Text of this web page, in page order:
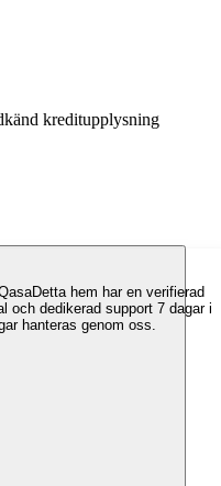
kreditupplysning
Detta hem har en verifierad
och dedikerad support 7 dagar i
hanteras genom oss.